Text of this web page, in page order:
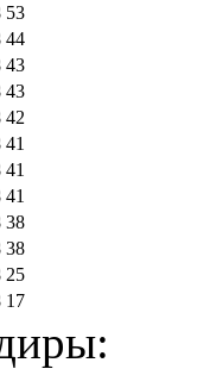
53
44
43
43
42
41
41
41
38
38
25
17